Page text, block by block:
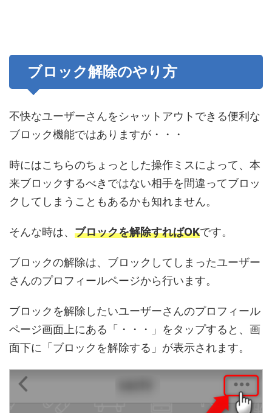
ブロック解除のやり方
不快なユーザーさんをシャットアウトできる便利な
ブロック機能ではありますが・・・
時にはこちらのちょっとした操作ミスによって、本
来ブロックするべきではない相手を間違ってブロッ
クしてしまうこともあるかも知れません。
そんな時は、 ブロックを解除すればOKです。
ブロックの解除は、ブロックしてしまったユーザー
さんのプロフィールページから行います。
ブロックを解除したいユーザーさんのプロフィール
ページ画面上にある「・・・」をタップすると、画
面下に「ブロックを解除する」が表示されます。